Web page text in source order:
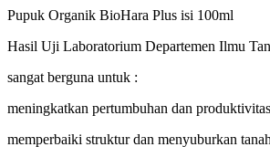
Pupuk Organik BioHara Plus isi 100ml
Hasil Uji Laboratorium Departemen Ilmu
sangat berguna untuk :
meningkatkan pertumbuhan dan
memperbaiki struktur dan menyuburkan tanah